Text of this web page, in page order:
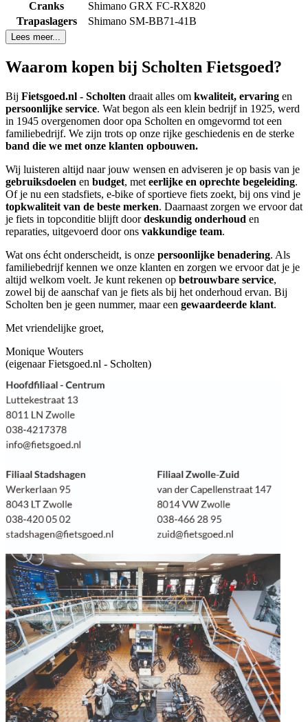
Cranks
Shimano GRX FC-RX820
Trapaslagers
Shimano SM-BB71-41B
Lees meer...
Waarom kopen bij Scholten Fietsgoed?
Bij Fietsgoed.nl - Scholten draait alles om kwaliteit, ervaring en
persoonlijke service. Wat begon als een klein bedrijf in 1925, werd
in 1945 overgenomen door opa Scholten en omgevormd tot een
familiebedrijf. We zijn trots op onze rijke geschiedenis en de sterke
band die we met onze klanten opbouwen.
Wij luisteren altijd naar jouw wensen en adviseren je op basis van je
gebruiksdoelen en budget, met eerlijke en oprechte begeleiding.
Of je nu een stadsfiets, e-bike of sportieve fiets zoekt, bij ons vind je
topkwaliteit van de beste merken. Daarnaast zorgen we ervoor dat
je fiets in topconditie blijft doordeskundig onderhoud en
reparaties, uitgevoerd door ons vakkundige team.
Wat ons écht onderscheidt, is onze persoonlijke benadering. Als
familiebedrijf kennen we onze klanten en zorgen we ervoor dat je je
altijd welkom voelt. Je kunt rekenen op betrouwbare service,
zowel bij de aanschaf van je fiets als bij het onderhoud ervan. Bij
Scholten ben je geen nummer, maar een gewaardeerde klant.
Met vriendelijke groet,
Monique Wouters
(eigenaar Fietsgoed.nl - Scholten)